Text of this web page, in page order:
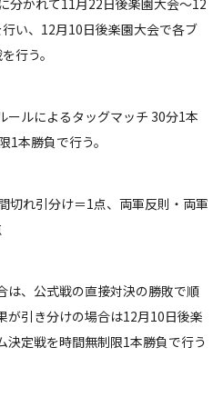
分かれて11月22日後楽園大会～12
い、12月10日後楽園大会で各ブ
行う。
ルによるタッグマッチ 30分1本
1本勝負で行う。
れ引分け＝1点、両軍反則・両軍
、公式戦の直接対決の勝敗で順
が引き分けの場合は12月10日後楽
決定戦を時間無制限1本勝負で行う